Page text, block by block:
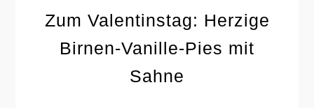
Zum Valentinstag: Herzige
Birnen-Vanille-Pies mit
Sahne